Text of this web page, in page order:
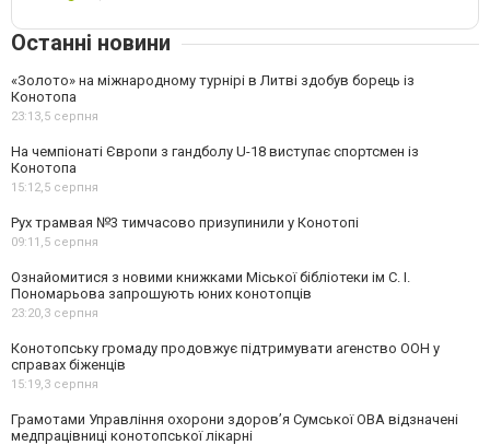
Останні новини
«Золото» на міжнародному турнірі в Литві здобув борець із
Конотопа
23:13,5 серпня
На чемпіонаті Європи з гандболу U-18 виступає спортсмен із
Конотопа
15:12,5 серпня
Рух трамвая №3 тимчасово призупинили у Конотопі
09:11,5 серпня
Ознайомитися з новими книжками Міської бібліотеки ім С. І.
Пономарьова запрошують юних конотопців
23:20,3 серпня
Конотопську громаду продовжує підтримувати агенство ООН у
справах біженців
15:19,3 серпня
Грамотами Управління охорони здоров’я Сумської ОВА відзначені
медпрацівниці конотопської лікарні